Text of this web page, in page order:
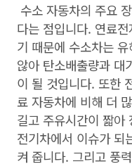
수소 자동차의 주요
다는 점입니다. 연료
기 때문에 수소차는
않아 탄소배출량과 대
이 될 것입니다. 또한
료 자동차에 비해 더
길고 주유시간이 짧아
전기차에서 이슈가 되
켜 줍니다. 그리고 풍